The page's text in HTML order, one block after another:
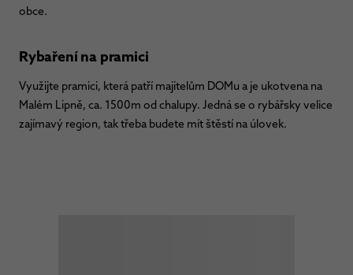
obce.
Rybaření na pramici
Využijte pramici, která patří majitelům DOMu a je ukotvena na
Malém Lipně, ca. 1500m od chalupy. Jedná se o rybářsky velice
zajímavý region, tak třeba budete mít štěstí na úlovek.